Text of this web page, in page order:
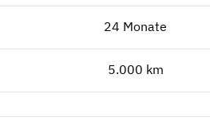
24 Monate
5.000 km